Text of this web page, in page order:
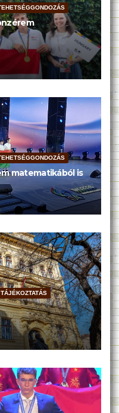
matematikából is
TÁJÉKOZTATÁS